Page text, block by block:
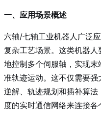
一、应用场景概述
六轴/七轴工业机器人广泛
复杂工艺场景。这类机器
地控制多个伺服轴，实现
准轨迹运动。这不仅需要
逆解、轨迹规划和插补算
度的实时通信网络来连接